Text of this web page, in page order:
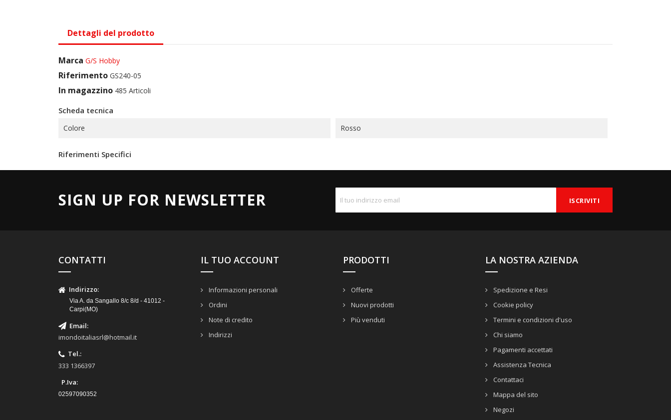
Dettagli del prodotto
Marca G/S Hobby
Riferimento GS240-05
In magazzino 485 Articoli
Scheda tecnica
Colore Rosso
Riferimenti Specifici
SIGN UP FOR NEWSLETTER
CONTATTI
Indirizzo:
Via A. da Sangallo 8/c 8/d - 41012 -
Carpi(MO)
Email:
imondoitaliasrl@hotmail.it
Tel.:
333 1366397
P.Iva:
02597090352
IL TUO ACCOUNT
Informazioni personali
Ordini
Note di credito
Indirizzi
PRODOTTI
Offerte
Nuovi prodotti
Più venduti
LA NOSTRA AZIENDA
Spedizione e Resi
Cookie policy
Termini e condizioni d'uso
Chi siamo
Pagamenti accettati
Assistenza Tecnica
Contattaci
Mappa del sito
Negozi